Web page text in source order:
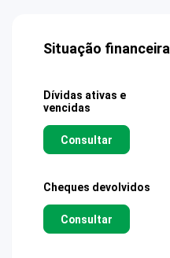
Situação financeira
Dívidas ativas e
vencidas
Consultar
Cheques devolvidos
Consultar